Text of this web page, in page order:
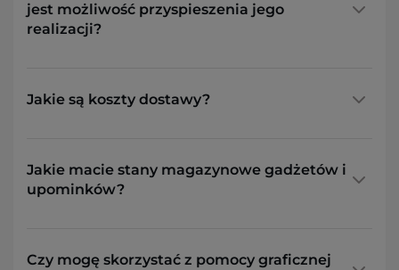
jest możliwość przyspieszenia jego
realizacji?
Jakie są koszty dostawy?
Jakie macie stany magazynowe gadżetów i
upominków?
Czy mogę skorzystać z pomocy graficznej